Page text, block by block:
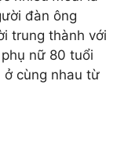
đàn ông
trung thành với
nữ 80 tuổi
ở cùng nhau từ